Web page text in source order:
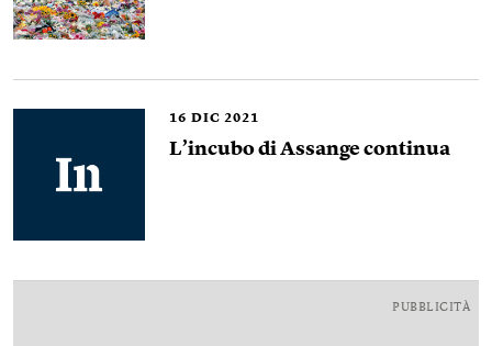
16 DIC 2021
L’incubo di Assange continua
PUBBLICITÀ